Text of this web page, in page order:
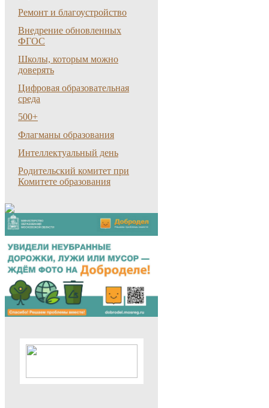
Ремонт и благоустройство
Внедрение обновленных
ФГОС
Школы, которым можно
доверять
Цифровая образовательная
среда
500+
Флагманы образования
Интеллектуальный день
Родительский комитет при
Комитете образования